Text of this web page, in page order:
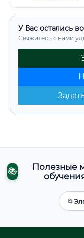
У Вас остались
Свяжитесь с нами
📚
Полезные
📂